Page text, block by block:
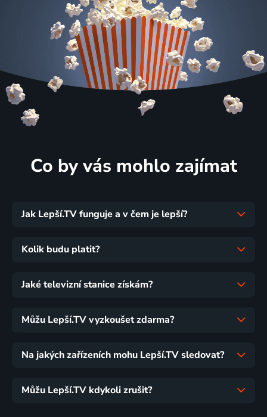
Co by vás mohlo zajímat
Jak Lepší.TV funguje a v čem je lepší?
Kolik budu platit?
Jaké televizní stanice získám?
Můžu Lepší.TV vyzkoušet zdarma?
Na jakých zařízeních mohu Lepší.TV sledovat?
Můžu Lepší.TV kdykoli zrušit?